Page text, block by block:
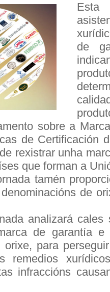
Esta
de
sobre a
de Certificación
rexistrar unha
que forman a
tamén
de
analizará
de garantía e
orixe, para
remedios
infraccións